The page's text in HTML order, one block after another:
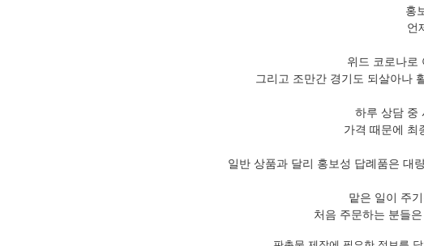
홍
언
위드 코로나로
그리고 조만간 경기도 되살아나
하루 상담 중
가격 때문에 최
일반 상품과 달리 홍보성 답례품은 대
맡은 일이 주
처음 주문하는 분들